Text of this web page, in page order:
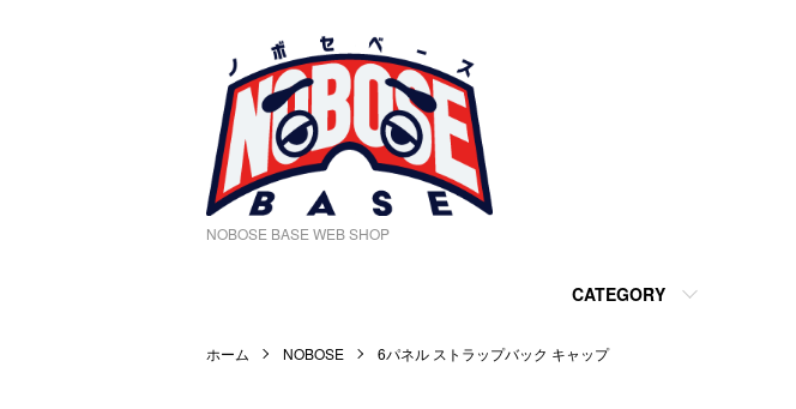
NOBOSE BASE WEB SHOP
CATEGORY
ホーム NOBOSE 6パネル ストラップバック キャップ